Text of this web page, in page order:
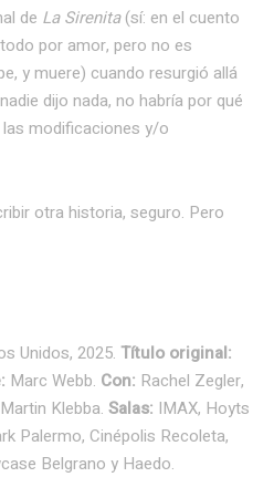
de La Sirenita(sí: en el cuento
por amor, pero no es
y muere) cuando resurgió allá
dijo nada, no habría por qué
modificaciones y/o
otra historia, seguro. Pero
Unidos, 2025. Título original:
Marc Webb. Con: Rachel Zegler,
Klebba. Salas: IMAX, Hoyts
Palermo, Cinépolis Recoleta,
Belgrano y Haedo.